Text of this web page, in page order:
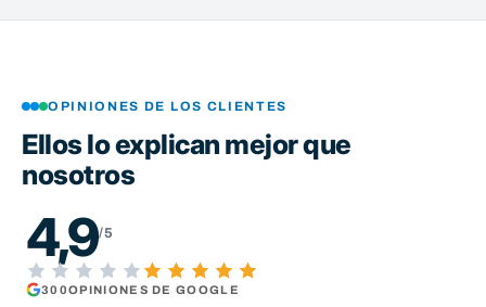
OPINIONES DE LOS CLIENTES
Ellos lo explican mejor que
nosotros
4,9/5
300OPINIONES DE GOOGLE